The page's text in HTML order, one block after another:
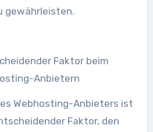
gewährleisten.
Faktor beim
Anbietern
Webhosting-Anbieters ist
Faktor, den